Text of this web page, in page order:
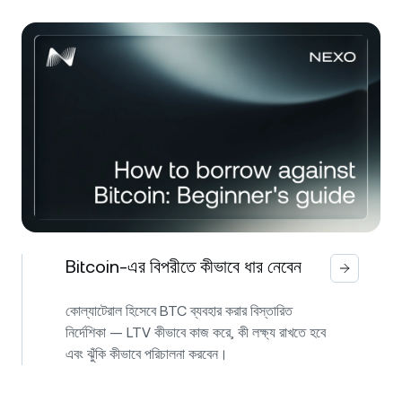
Bitcoin-এর বিপরীতে কীভাবে ধার নেবেন
কোল্যাটেরাল হিসেবে BTC ব্যবহার করার বিস্তারিত
নির্দেশিকা — LTV কীভাবে কাজ করে, কী লক্ষ্য রাখতে হবে
এবং ঝুঁকি কীভাবে পরিচালনা করবেন।